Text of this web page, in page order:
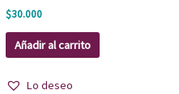
$30.000
Añadir al carrito
Lo deseo